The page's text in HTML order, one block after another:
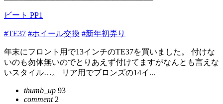
ビート PP1
#TE37 #ホイール交換 #新年初弄り
年末にフロント用で13インチのTE37を買いました。 付けな
いのも勿体無いのでとりあえず付けてますがなんとも言えな
いスタイル…。 リア用でブロンズの14イ...
thumb_up 93
comment2